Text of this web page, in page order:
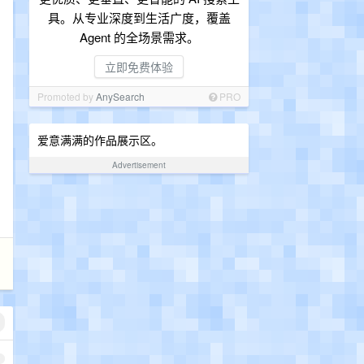
具。从专业深度到生活广度，覆盖
Agent 的全场景需求。
立即免费体验
Promoted byAnySearch PRO
爱意满满的作品展示区。
Advertisement